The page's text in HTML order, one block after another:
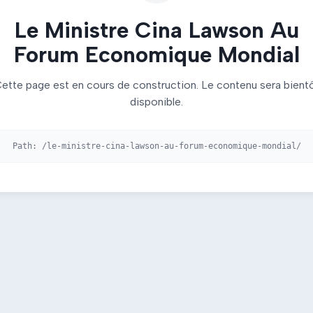
Le Ministre Cina Lawson Au
Forum Economique Mondial
page est en cours de construction. Le contenu sera
disponible.
Path: /le-ministre-cina-lawson-au-forum-economique-mondial/